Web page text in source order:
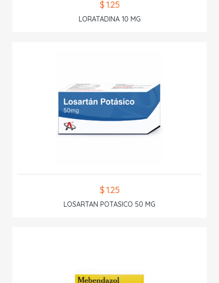
$ 1.25
LORATADINA 10 MG
$ 1.25
LOSARTAN POTASICO 50 MG